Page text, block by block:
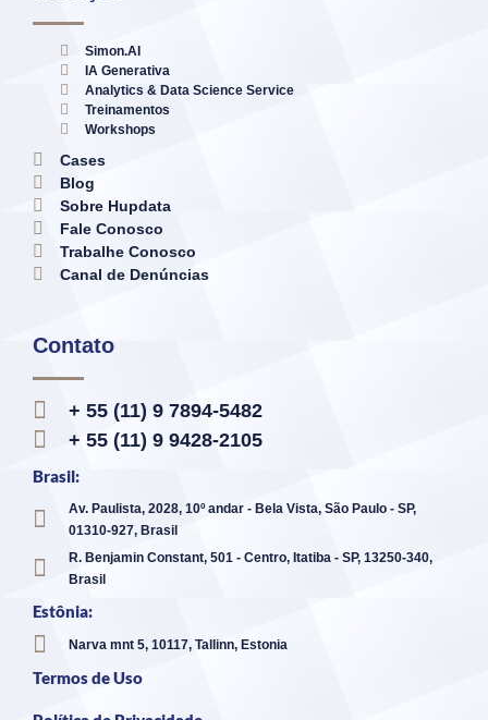
Simon.AI
IA Generativa
Analytics & Data Science Service
Treinamentos
Workshops
Cases
Blog
Sobre Hupdata
Fale Conosco
Trabalhe Conosco
Canal de Denúncias
Contato
+ 55 (11) 9 7894-5482
+ 55 (11) 9 9428-2105
Brasil:
Av. Paulista, 2028, 10º andar - Bela Vista, São Paulo - SP,
01310-927, Brasil
R. Benjamin Constant, 501 - Centro, Itatiba - SP, 13250-340,
Brasil
Estônia:
Narva mnt 5, 10117, Tallinn, Estonia
Termos de Uso